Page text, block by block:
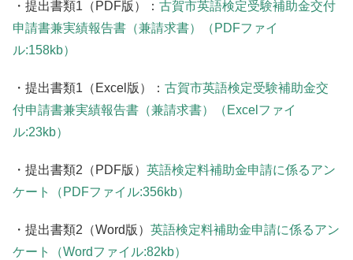
・提出書類1（PDF版）： 古賀市英語検定受験補助金交付
申請書兼実績報告書（兼請求書）（PDFファイ
ル:158kb）
・提出書類1（Excel版）： 古賀市英語検定受験補助金交
付申請書兼実績報告書（兼請求書）（Excelファイ
ル:23kb）
・提出書類2（PDF版） 英語検定料補助金申請に係るアン
ケート（PDFファイル:356kb）
・提出書類2（Word版） 英語検定料補助金申請に係るアン
ケート（Wordファイル:82kb）